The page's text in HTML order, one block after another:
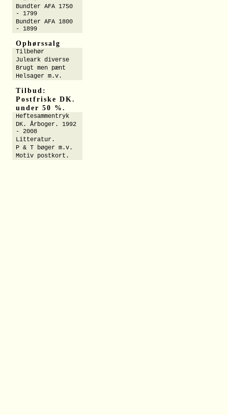
Bundter AFA 1750
- 1799
Bundter AFA 1800
- 1899
Ophørssalg
Tilbehør
Juleark diverse
Brugt men pænt
Helsager m.v.
Tilbud:
Postfriske DK.
under 50 %.
Heftesammentryk
DK. Årboger. 1992
- 2008
Litteratur.
P & T bøger m.v.
Motiv postkort.